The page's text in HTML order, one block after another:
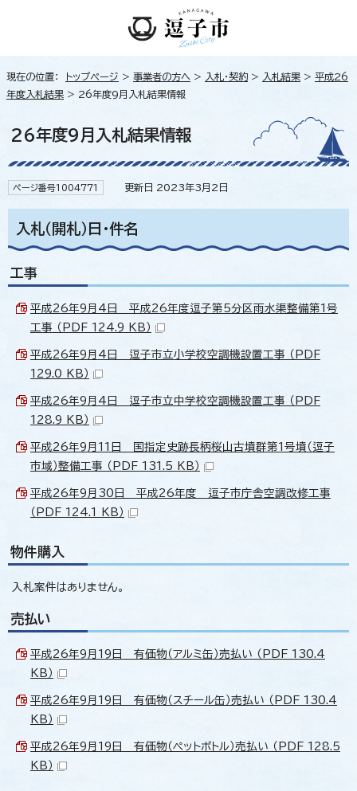
現在の位置： トップページ > 事業者の方へ > 入札・契約 > 入札結果 > 平成26
年度入札結果 > 26年度9月入札結果情報
26年度9月入札結果情報
ページ番号1004771 更新日 2023年3月2日
入札（開札）日・件名
工事
平成26年9月4日 平成26年度逗子第5分区雨水渠整備第1号
工事 （PDF 124.9 KB）
平成26年9月4日 逗子市立小学校空調機設置工事 （PDF
129.0 KB）
平成26年9月4日 逗子市立中学校空調機設置工事 （PDF
128.9 KB）
平成26年9月11日 国指定史跡長柄桜山古墳群第1号墳（逗子
市域）整備工事 （PDF 131.5 KB）
平成26年9月30日 平成26年度 逗子市庁舎空調改修工事
（PDF 124.1 KB）
物件購入
入札案件はありません。
売払い
平成26年9月19日 有価物（アルミ缶）売払い （PDF 130.4
KB）
平成26年9月19日 有価物（スチール缶）売払い （PDF 130.4
KB）
平成26年9月19日 有価物（ペットボトル）売払い （PDF 128.5
KB）